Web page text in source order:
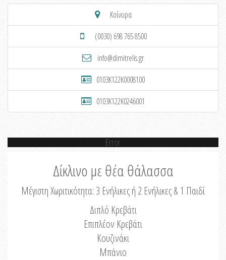
Κοίνυρα
(0030) 698 765 8500
info@dimitrelis.gr
0103K122K0008100
0103K122K0246001
Error
Δίκλινο με θέα θάλασσα
Μέγιστη Χωριτικότητα: 3 Ενήλικες ή 2 Ενήλικες & 1 Παιδί
Διπλό Κρεβάτι
Επιπλέον Κρεβάτι
Κουζινάκι
Μπάνιο